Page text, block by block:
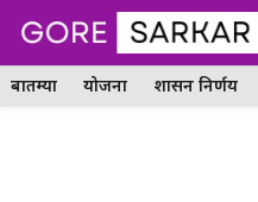
Skip
content
बातम्या योजना शासन निर्णय